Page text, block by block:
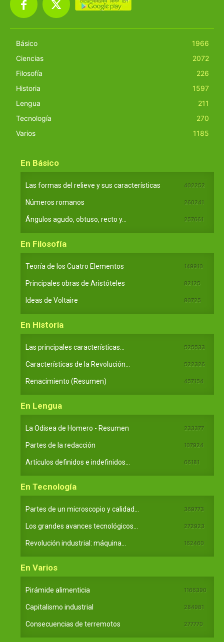
Básico
1966
Ciencias
2072
Filosofía
226
Historia
1597
Lengua
211
Tecnología
270
Varios
1185
En Básico
Las formas del relieve y sus características 402252
Números romanos 260241
Ángulos agudo, obtuso, recto y... 257661
En Filosofía
Teoría de los Cuatro Elementos 149910
Principales obras de Aristóteles 82125
Ideas de Voltaire 80725
En Historia
Las principales características... 525533
Características de la Revolución... 522326
Renacimiento (Resumen) 457154
En Lengua
La Odisea de Homero - Resumen 233377
Partes de la redacción 107924
Artículos definidos e indefinidos... 66181
En Tecnología
Partes de un microscopio y calidad... 369773
Los grandes avances tecnológicos... 272923
Revolución industrial: máquina... 162460
En Varios
Pirámide alimenticia 1166390
Capitalismo industrial 284981
Consecuencias de terremotos 277770